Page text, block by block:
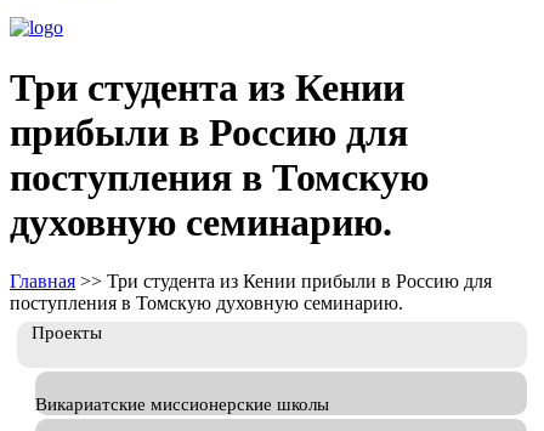
Три студента из Кении
прибыли в Россию для
поступления в Томскую
духовную семинарию.
Главная >> Три студента из Кении прибыли в Россию для
поступления в Томскую духовную семинарию.
Проекты
Викариатские миссионерские школы